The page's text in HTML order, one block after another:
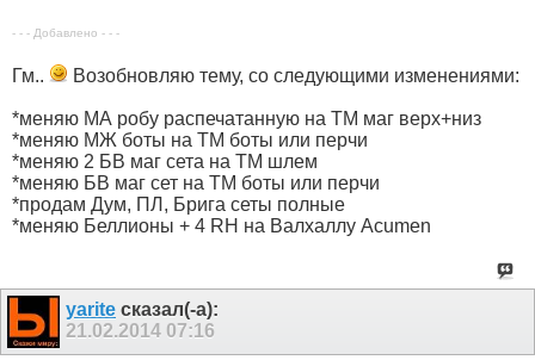
- - - Добавлено - - -
Гм.. Возобновляю тему, со следующими изменениями:
*меняю МА робу распечатанную на ТМ маг верх+низ
*меняю МЖ боты на ТМ боты или перчи
*меняю 2 БВ маг сета на ТМ шлем
*меняю БВ маг сет на ТМ боты или перчи
*продам Дум, ПЛ, Брига сеты полные
*меняю Беллионы + 4 RH на Валхаллу Acumen
yarite сказал(-а):
21.02.2014 07:16